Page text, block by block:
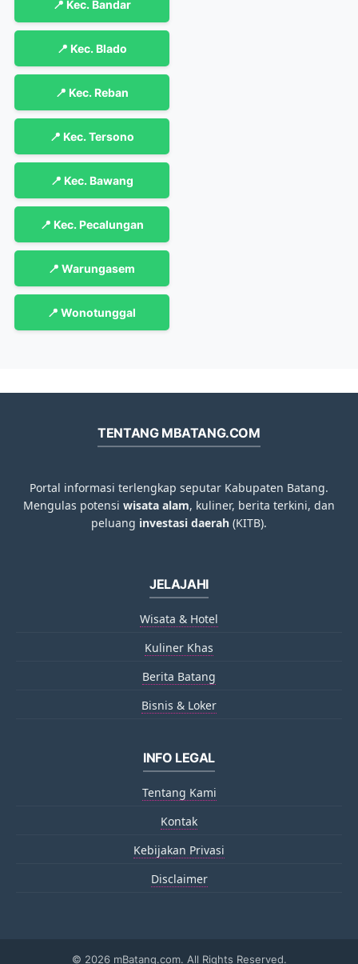
📍 Kec. Bandar
📍 Kec. Blado
📍 Kec. Reban
📍 Kec. Tersono
📍 Kec. Bawang
📍 Kec. Pecalungan
📍 Warungasem
📍 Wonotunggal
TENTANG MBATANG.COM
Portal informasi terlengkap seputar Kabupaten Batang.
Mengulas potensi wisata alam, kuliner, berita terkini, dan
peluang investasi daerah (KITB).
JELAJAHI
Wisata & Hotel
Kuliner Khas
Berita Batang
Bisnis & Loker
INFO LEGAL
Tentang Kami
Kontak
Kebijakan Privasi
Disclaimer
© 2026 mBatang.com. All Rights Reserved.